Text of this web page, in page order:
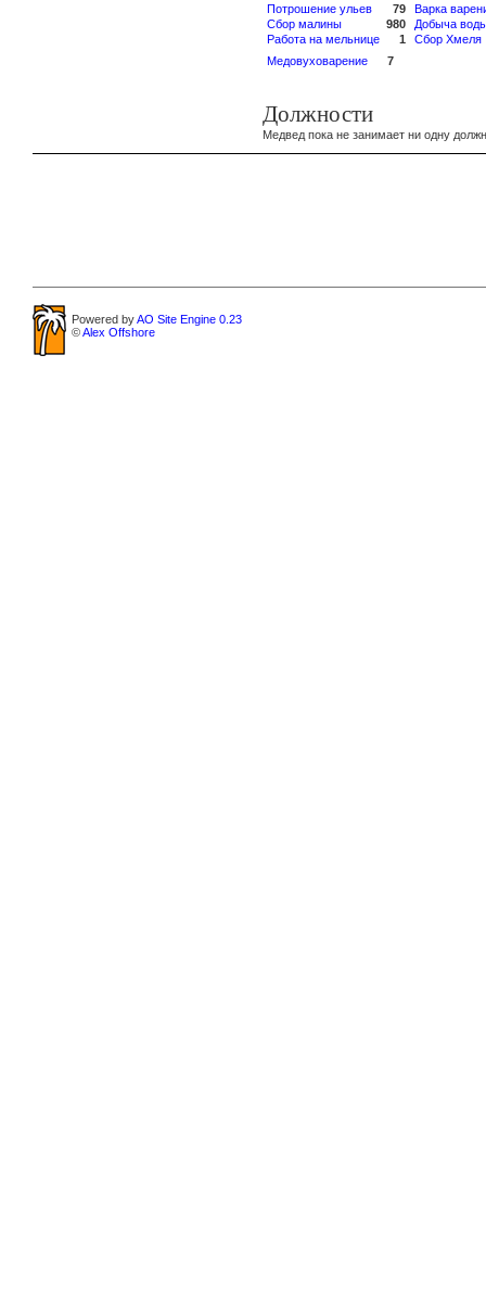
Потрошение ульев
79
Сбор малины
980
Работа на мельнице
1
Варка
Добыча
Сбор Хмеля
Медовуховарение
7
Должности
Медвед пока не занимает ни одну
Powered byAO Site Engine 0.23
©Alex Offshore